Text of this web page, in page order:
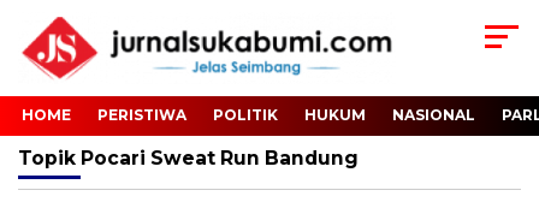
HOME PERISTIWA POLITIK HUKUM NASIONAL
Topik Pocari Sweat Run Bandung